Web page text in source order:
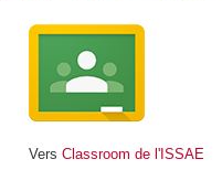
Vers Classroom de l'ISSAE